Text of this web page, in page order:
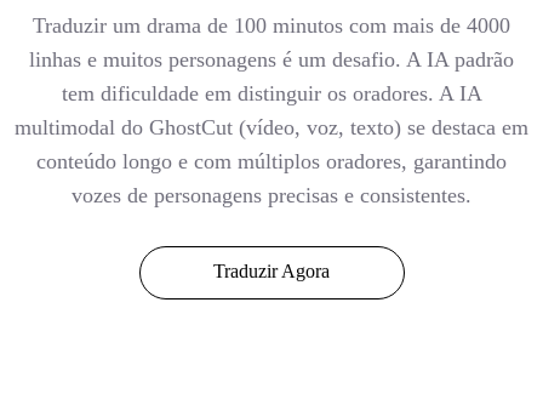
Traduzir um drama de 100 minutos com mais de 4000
linhas e muitos personagens é um desafio. A IA padrão
tem dificuldade em distinguir os oradores. A IA
multimodal do GhostCut (vídeo, voz, texto) se destaca em
conteúdo longo e com múltiplos oradores, garantindo
vozes de personagens precisas e consistentes.
Traduzir Agora